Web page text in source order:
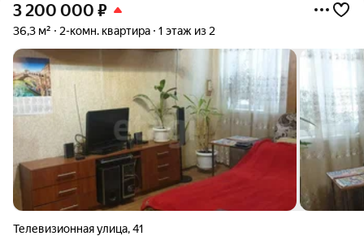
3 200 000 ₽
36,3 м² 2-комн. квартира 1 этаж из 2
Телевизионная улица,41